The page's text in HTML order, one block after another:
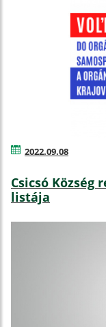
2022.09.08
Csicsó
listája